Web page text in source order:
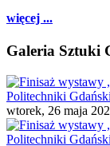
więcej ...
Galeria Sztuki
wtorek, 26 maja